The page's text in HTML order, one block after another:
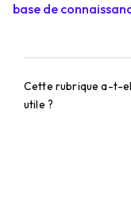
base de
Cette rubrique a-t-
utile ?